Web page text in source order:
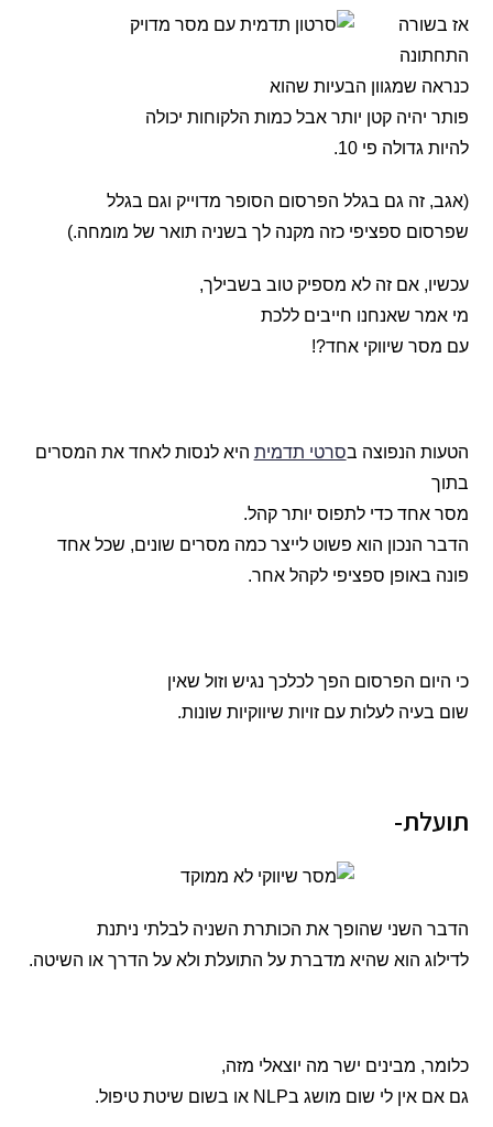
אז בשורה
התחתונה
כנראה שמגוון הבעיות שהוא
פותר יהיה קטן יותר אבל כמות הלקוחות יכולה
להיות גדולה פי 10.
(אגב, זה גם בגלל הפרסום הסופר מדוייק וגם בגלל
שפרסום ספציפי כזה מקנה לך בשניה תואר של מומחה.)
עכשיו, אם זה לא מספיק טוב בשבילך,
מי אמר שאנחנו חייבים ללכת
עם מסר שיווקי אחד?!
הטעות הנפוצה בסרטי תדמית היא לנסות לאחד את המסרים
בתוך
מסר אחד כדי לתפוס יותר קהל.
הדבר הנכון הוא פשוט לייצר כמה מסרים שונים, שכל אחד
פונה באופן ספציפי לקהל אחר.
כי היום הפרסום הפך לכלכך נגיש וזול שאין
שום בעיה לעלות עם זויות שיווקיות שונות.
תועלת-
הדבר השני שהופך את הכותרת השניה לבלתי ניתנת
לדילוג הוא שהיא מדברת על התועלת ולא על הדרך או השיטה.
כלומר, מבינים ישר מה יוצאלי מזה,
גם אם אין לי שום מושג בNLP או בשום שיטת טיפול.